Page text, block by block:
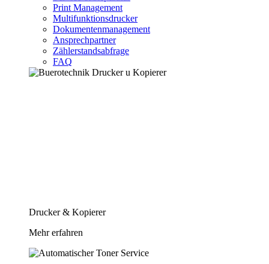
Print Management
Multifunktionsdrucker
Dokumentenmanagement
Ansprechpartner
Zählerstandsabfrage
FAQ
Drucker & Kopierer
Mehr erfahren